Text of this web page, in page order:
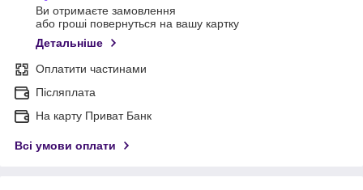
Ви отримаєте замовлення
або гроші повернуться на вашу картку
Детальніше
Оплатити частинами
Післяплата
На карту Приват Банк
Всі умови оплати